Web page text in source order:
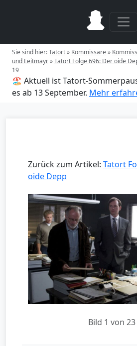
Sie sind hier:Tatort» Kommissare»
und Leitmayr»Tatort Folge 696: Der oide
19
🏖️ Aktuell ist Tatort-
es ab 13 September. Mehr
Zurück zum Artikel: Tatort
oide Depp
Bild 1 von 23